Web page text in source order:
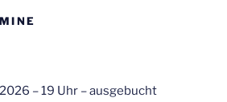
– 19 Uhr – ausgebucht